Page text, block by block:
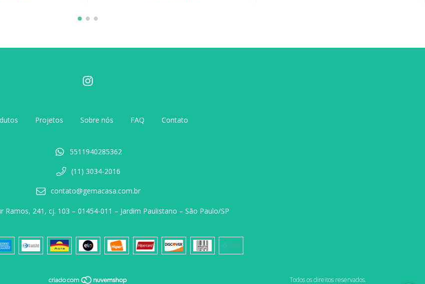
Projetos Sobre nós FAQ Contato
5511940285362
(11) 3034-2016
contato@gemacasa.com.br
Ramos, 241, cj. 103 – 01454-011 – Jardim Paulistano – São Paulo/SP
Todos os direitos reservados.